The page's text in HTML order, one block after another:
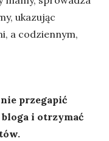
ukazując
a codziennym,
przegapić
i otrzymać